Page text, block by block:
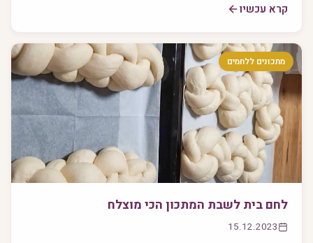
קרא עכשיו
מתכונים ללחמים
לחם בית לשבת המתכון הכי מוצלח
15.12.2023